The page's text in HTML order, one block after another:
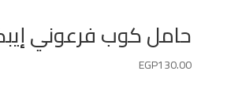
حامل كوب فرعوني
EGP130.00